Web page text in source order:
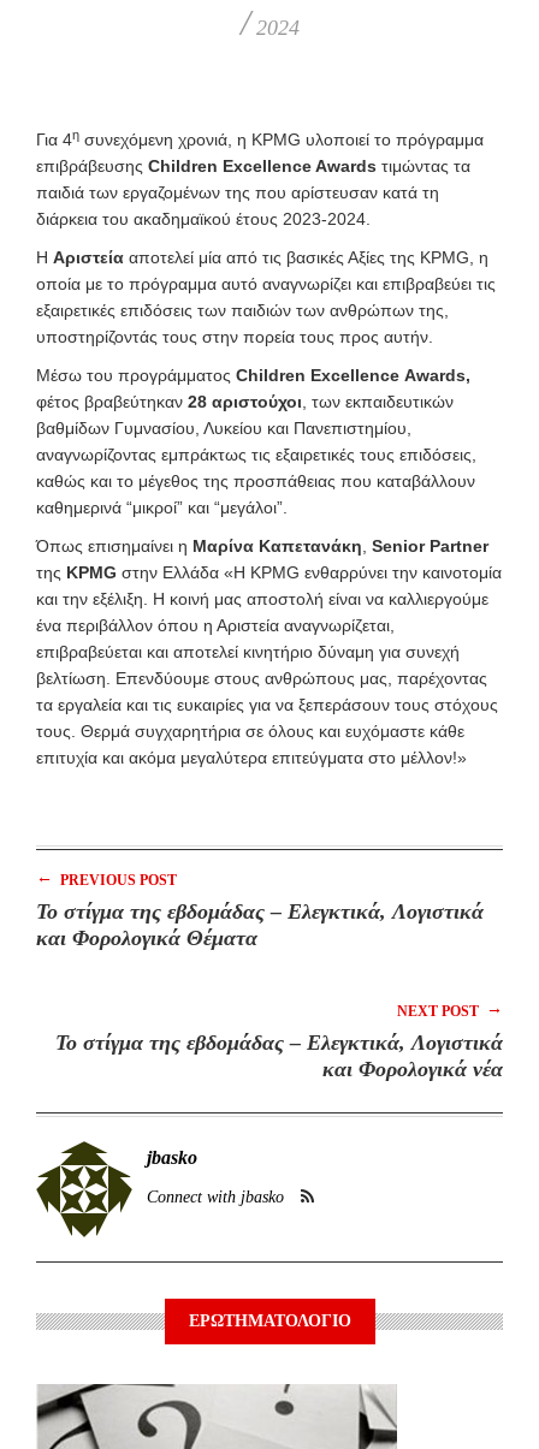
/ 2024
Για 4η συνεχόμενη χρονιά, η KPMG υλοποιεί το πρόγραμμα
επιβράβευσης Children Excellence Awards τιμώντας τα
παιδιά των εργαζομένων της που αρίστευσαν κατά τη
διάρκεια του ακαδημαϊκού έτους 2023-2024.
Η Αριστεία αποτελεί μία από τις βασικές Αξίες της KPMG, η
οποία με το πρόγραμμα αυτό αναγνωρίζει και επιβραβεύει τις
εξαιρετικές επιδόσεις των παιδιών των ανθρώπων της,
υποστηρίζοντάς τους στην πορεία τους προς αυτήν.
Μέσω του προγράμματος Children Excellence Awards,
φέτος βραβεύτηκαν 28 αριστούχοι, των εκπαιδευτικών
βαθμίδων Γυμνασίου, Λυκείου και Πανεπιστημίου,
αναγνωρίζοντας εμπράκτως τις εξαιρετικές τους επιδόσεις,
καθώς και το μέγεθος της προσπάθειας που καταβάλλουν
καθημερινά “μικροί” και “μεγάλοι”.
Όπως επισημαίνει η Μαρίνα Καπετανάκη, Senior Partner
της KPMG στην Ελλάδα «Η KPMG ενθαρρύνει την καινοτομία
και την εξέλιξη. Η κοινή μας αποστολή είναι να καλλιεργούμε
ένα περιβάλλον όπου η Αριστεία αναγνωρίζεται,
επιβραβεύεται και αποτελεί κινητήριο δύναμη για συνεχή
βελτίωση. Επενδύουμε στους ανθρώπους μας, παρέχοντας
τα εργαλεία και τις ευκαιρίες για να ξεπεράσουν τους στόχους
τους. Θερμά συγχαρητήρια σε όλους και ευχόμαστε κάθε
επιτυχία και ακόμα μεγαλύτερα επιτεύγματα στο μέλλον!»
← PREVIOUS POST
Το στίγμα της εβδομάδας – Ελεγκτικά, Λογιστικά
και Φορολογικά Θέματα
NEXT POST →
Το στίγμα της εβδομάδας – Ελεγκτικά, Λογιστικά
και Φορολογικά νέα
jbasko
Connect with jbasko
ΕΡΩΤΗΜΑΤΟΛΟΓΙΟ